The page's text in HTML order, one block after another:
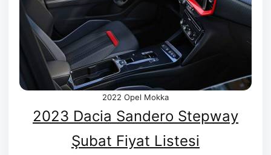
2022 Opel Mokka
2023 Dacia Sandero Stepway
Şubat Fiyat Listesi